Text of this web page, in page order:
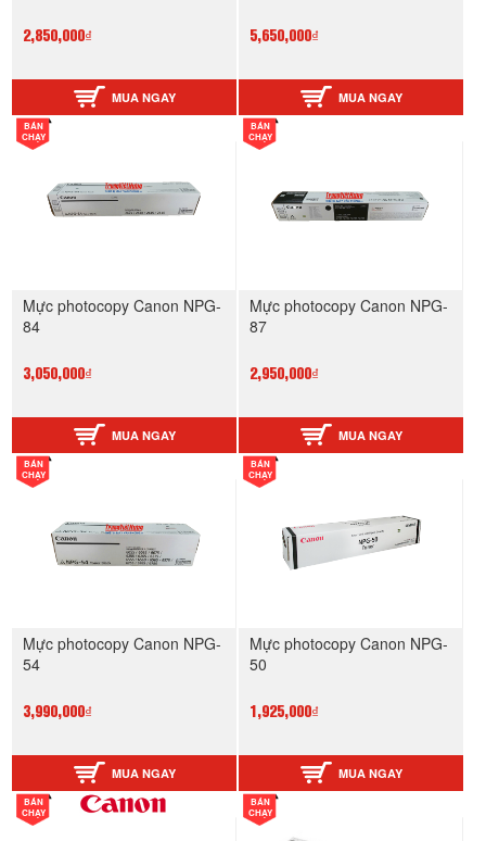
2,850,000₫
MUA NGAY
5,650,000₫
MUA NGAY
BÁN
CHẠY
Mực photocopy Canon NPG-
84
3,050,000₫
MUA NGAY
BÁN
CHẠY
Mực photocopy Canon NPG-
87
2,950,000₫
MUA NGAY
BÁN
CHẠY
Mực photocopy Canon NPG-
54
3,990,000₫
MUA NGAY
BÁN
CHẠY
Mực photocopy Canon NPG-
50
1,925,000₫
MUA NGAY
BÁN
CHẠY
BÁN
CHẠY